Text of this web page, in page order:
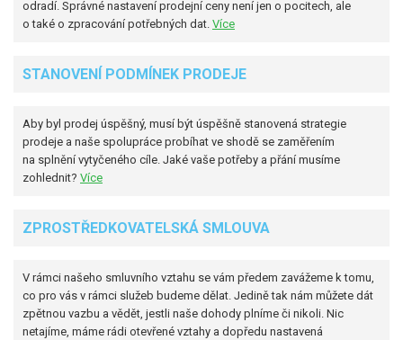
odradí. Správné nastavení prodejní ceny není jen o pocitech, ale
o také o zpracování potřebných dat. Více
STANOVENÍ PODMÍNEK PRODEJE
Aby byl prodej úspěšný, musí být úspěšně stanovená strategie
prodeje a naše spolupráce probíhat ve shodě se zaměřením
na splnění vytyčeného cíle. Jaké vaše potřeby a přání musíme
zohlednit? Více
ZPROSTŘEDKOVATELSKÁ SMLOUVA
V rámci našeho smluvního vztahu se vám předem zavážeme k tomu,
co pro vás v rámci služeb budeme dělat. Jedině tak nám můžete dát
zpětnou vazbu a vědět, jestli naše dohody plníme či nikoli. Nic
netajíme, máme rádi otevřené vztahy a dopředu nastavená